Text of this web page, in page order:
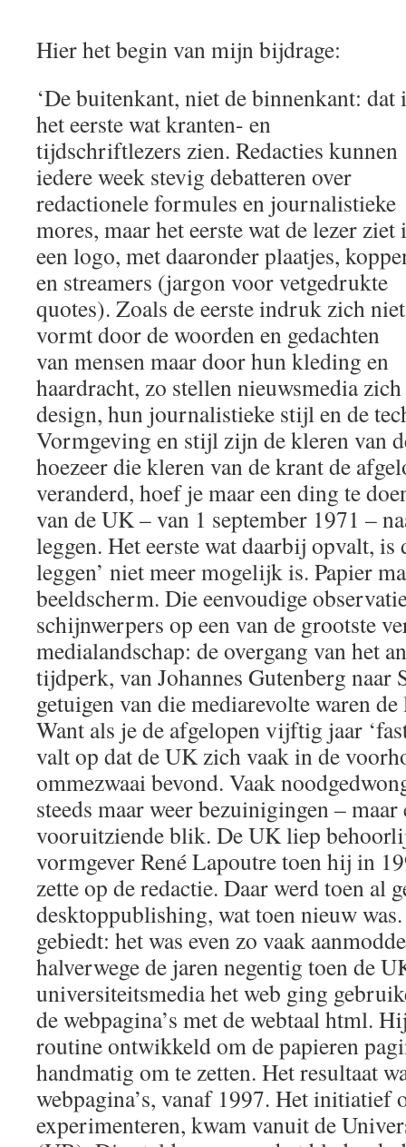
Hier het begin van mijn bijdrage:
‘De buitenkant, niet de binnenkant: dat
het eerste wat kranten- en
tijdschriftlezers zien. Redacties kunnen
iedere week stevig debatteren over
redactionele formules en journalistieke
mores, maar het eerste wat de lezer ziet
een logo, met daaronder plaatjes,
en streamers (jargon voor vetgedrukte
quotes). Zoals de eerste indruk zich niet
vormt door de woorden en gedachten
van mensen maar door hun kleding en
haardracht, zo stellen nieuwsmedia
design, hun journalistieke stijl en de
Vormgeving en stijl zijn de kleren van
hoezeer die kleren van de krant de
veranderd, hoef je maar een ding te
van de UK – van 1 september 1971 –
leggen. Het eerste wat daarbij opvalt, is
leggen’ niet meer mogelijk is. Papier
beeldscherm. Die eenvoudige
schijnwerpers op een van de grootste
medialandschap: de overgang van het
tijdperk, van Johannes Gutenberg naar
getuigen van die mediarevolte waren
Want als je de afgelopen vijftig jaar
valt op dat de UK zich vaak in de
ommezwaai bevond. Vaak
steeds maar weer bezuinigingen –
vooruitziende blik. De UK liep
vormgever René Lapoutre toen hij in
zette op de redactie. Daar werd toen al
desktoppublishing, wat toen nieuw
gebiedt: het was even zo vaak
halverwege de jaren negentig toen de
universiteitsmedia het web ging
de webpagina’s met de webtaal html.
routine ontwikkeld om de papieren
handmatig om te zetten. Het resultaat
webpagina’s, vanaf 1997. Het initiatief
experimenteren, kwam vanuit de